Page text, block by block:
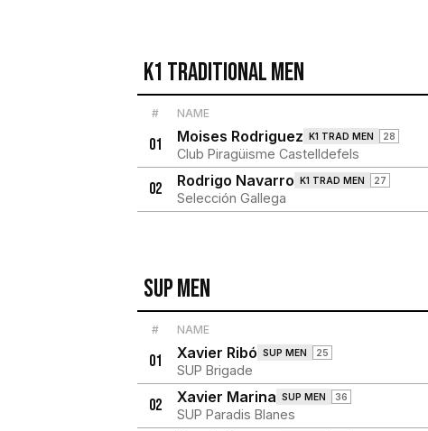
K1 Traditional Men
# NAME
01 Moises Rodriguez K1 TRAD MEN 28
Club Piragüisme Castelldefels
02 Rodrigo Navarro K1 TRAD MEN 27
Selección Gallega
SUP MEN
# NAME
01 Xavier Ribó SUP MEN 25
SUP Brigade
02 Xavier Marina SUP MEN 36
SUP Paradis Blanes